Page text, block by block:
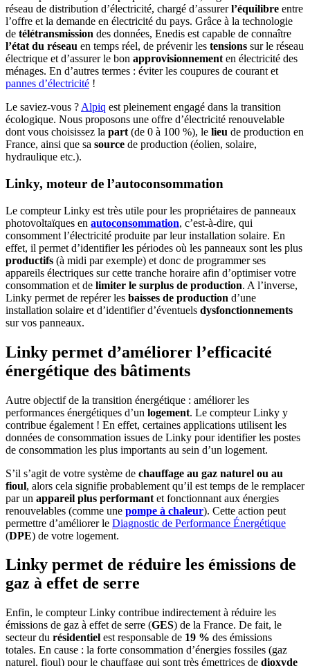
réseau de distribution d’électricité, chargé d’assurerl’équilibre entre
l’offre et la demande en électricité du pays. Grâce à la technologie
de télétransmission des données, Enedis est capable de connaître
l’état du réseau en temps réel, de prévenir les tensions sur le réseau
électrique et d’assurer le bon approvisionnement en électricité des
ménages. En d’autres termes : éviter les coupures de courant et
pannes d’électricité !
Le saviez-vous ? Alpiq est pleinement engagé dans la transition
écologique. Nous proposons une offre d’électricité renouvelable
dont vous choisissez la part (de 0 à 100 %), le lieu de production en
France, ainsi que sa source de production (éolien, solaire,
hydraulique etc.).
Linky, moteur de l’autoconsommation
Le compteur Linky est très utile pour les propriétaires de panneaux
photovoltaïques en autoconsommation, c’est-à-dire, qui
consomment l’électricité produite par leur installation solaire. En
effet, il permet d’identifier les périodes où les panneaux sont les plus
productifs (à midi par exemple) et donc de programmer ses
appareils électriques sur cette tranche horaire afin d’optimiser votre
consommation et de limiter le surplus de production. A l’inverse,
Linky permet de repérer les baisses de production d’une
installation solaire et d’identifier d’éventuels dysfonctionnements
sur vos panneaux.
Linky permet d’améliorer l’efficacité
énergétique des bâtiments
Autre objectif de la transition énergétique : améliorer les
performances énergétiques d’un logement. Le compteur Linky y
contribue également ! En effet, certaines applications utilisent les
données de consommation issues de Linky pour identifier les postes
de consommation les plus importants au sein d’un logement.
S’il s’agit de votre système de chauffage au gaz naturel ou au
fioul, alors cela signifie probablement qu’il est temps de le remplacer
par un appareil plus performant et fonctionnant aux énergies
renouvelables (comme une pompe à chaleur). Cette action peut
permettre d’améliorer le Diagnostic de Performance Énergétique
(DPE) de votre logement.
Linky permet de réduire les émissions de
gaz à effet de serre
Enfin, le compteur Linky contribue indirectement à réduire les
émissions de gaz à effet de serre (GES) de la France. De fait, le
secteur du résidentiel est responsable de 19 % des émissions
totales. En cause : la forte consommation d’énergies fossiles (gaz
naturel, fioul) pour le chauffage qui sont très émettrices de dioxyde